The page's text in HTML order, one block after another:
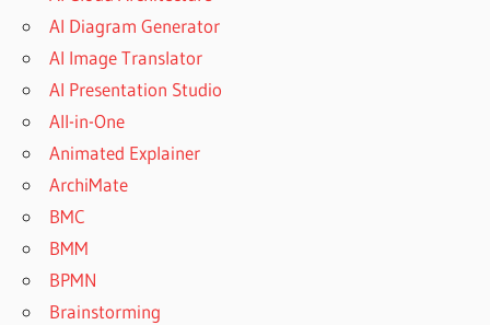
AI Diagram Generator
AI Image Translator
AI Presentation Studio
All-in-One
Animated Explainer
ArchiMate
BMC
BMM
BPMN
Brainstorming